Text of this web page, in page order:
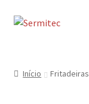
Ir
Saltar
Início Fritadeiras